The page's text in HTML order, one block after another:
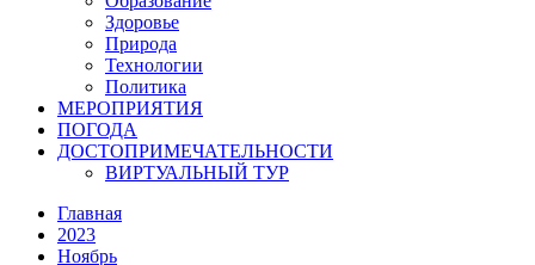
Здоровье
Природа
Технологии
Политика
МЕРОПРИЯТИЯ
ПОГОДА
ДОСТОПРИМЕЧАТЕЛЬНОСТИ
ВИРТУАЛЬНЫЙ ТУР
Главная
2023
Ноябрь